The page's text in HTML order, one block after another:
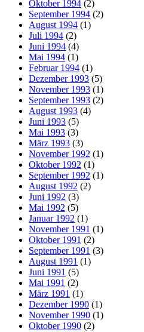
Oktober 1994 (2)
September 1994 (2)
August 1994 (1)
Juli 1994 (2)
Juni 1994 (4)
Mai 1994 (1)
Februar 1994 (1)
Dezember 1993 (5)
November 1993 (1)
September 1993 (2)
August 1993 (4)
Juni 1993 (5)
Mai 1993 (3)
März 1993 (3)
November 1992 (1)
Oktober 1992 (1)
September 1992 (1)
August 1992 (2)
Juni 1992 (3)
Mai 1992 (5)
Januar 1992 (1)
November 1991 (1)
Oktober 1991 (2)
September 1991 (3)
August 1991 (1)
Juni 1991 (5)
Mai 1991 (2)
März 1991 (1)
Dezember 1990 (1)
November 1990 (1)
Oktober 1990 (2)